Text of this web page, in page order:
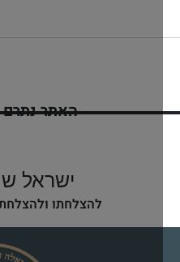
האתר נתרם
ישראל
להצלחתו ולהצלחת